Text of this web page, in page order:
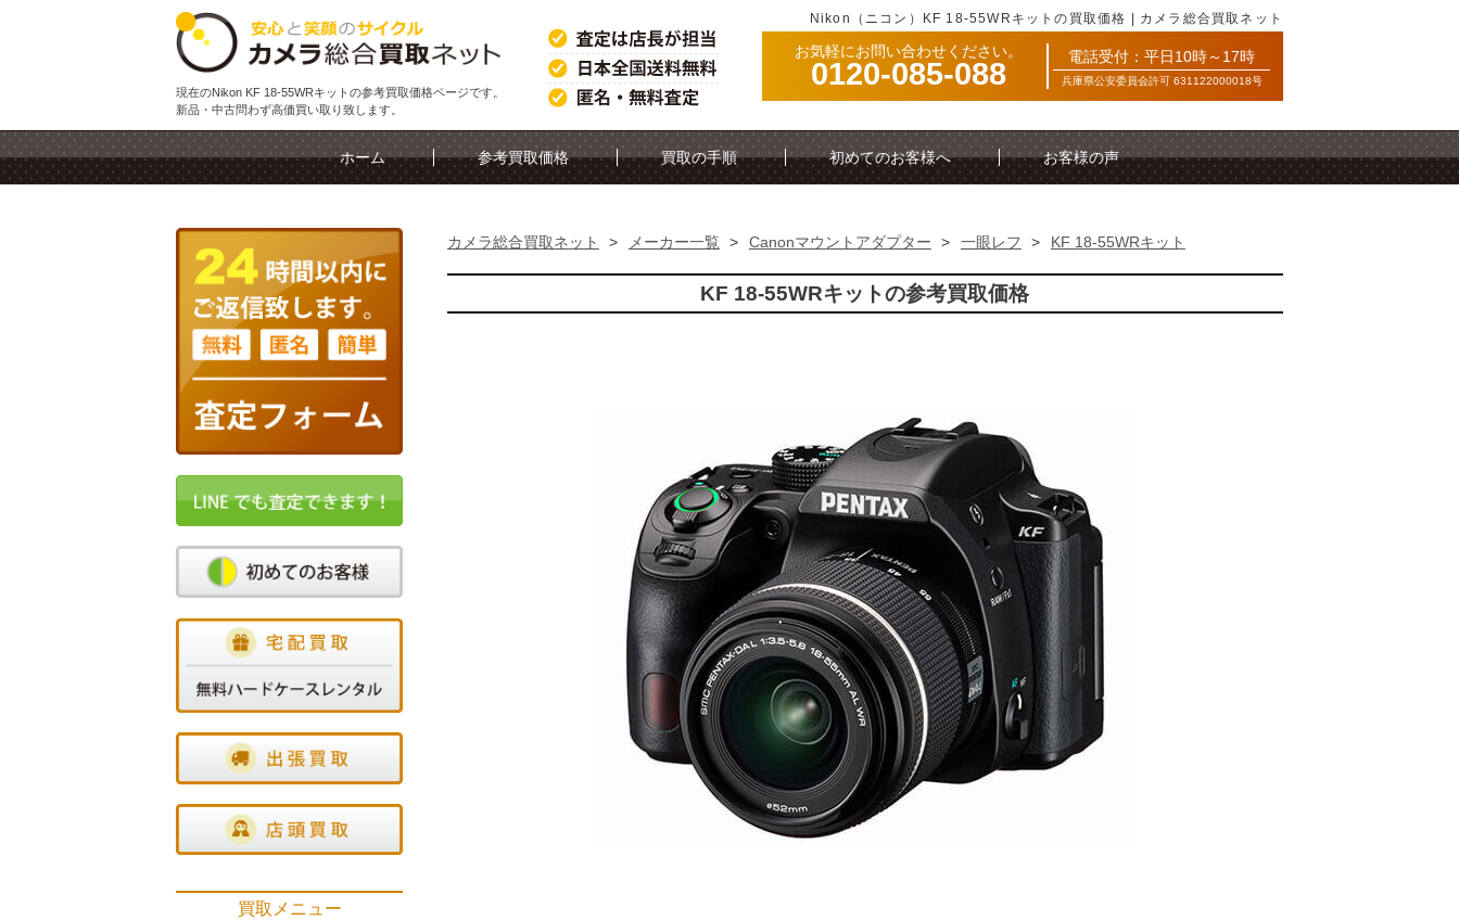
Nikon（ニコン）KF 18-55WRキットの買取価格 | カメラ総合買取ネット
現在のNikon KF 18-55WRキットの参考買取価格ページです。
新品・中古問わず高価買い取り致します。
お気軽にお問い合わせください。
0120-085-088 電話受付：平日10時～17時
兵庫県公安委員会許可 631122000018号
ホーム 参考買取価格 買取の手順 初めてのお客様へ お客様の声
カメラ総合買取ネット > メーカー一覧 > Canonマウントアダプター > 一眼レフ > KF 18-55WRキット
KF 18-55WRキットの参考買取価格
買取メニュー